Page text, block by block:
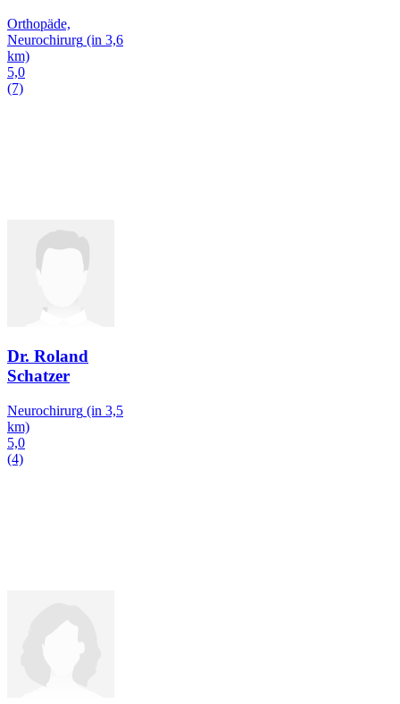
Orthopäde,
Neurochirurg (in 3,6
km)
5,0
(7)
Dr. Roland
Schatzer
Neurochirurg (in 3,5
km)
5,0
(4)